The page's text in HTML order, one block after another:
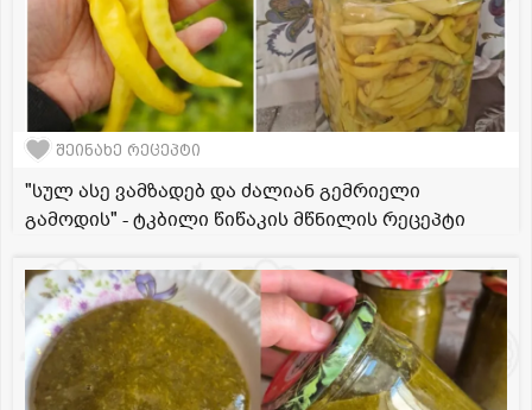
შეინახე რეცეპტი
"სულ ასე ვამზადებ და ძალიან გემრიელი
გამოდის" - ტკბილი წიწაკის მწნილის რეცეპტი